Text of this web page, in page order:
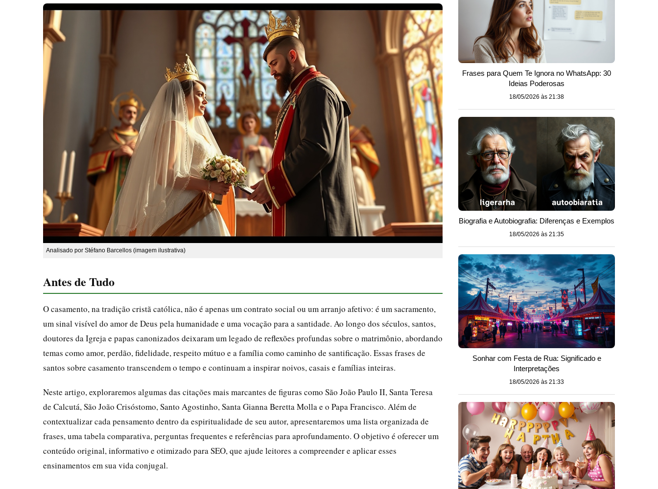
Analisado por Stéfano Barcellos (imagem ilustrativa)
Antes de Tudo
O casamento, na tradição cristã católica, não é apenas um contrato social ou um arranjo afetivo: é um sacramento,
um sinal visível do amor de Deus pela humanidade e uma vocação para a santidade. Ao longo dos séculos, santos,
doutores da Igreja e papas canonizados deixaram um legado de reflexões profundas sobre o matrimônio, abordando
temas como amor, perdão, fidelidade, respeito mútuo e a família como caminho de santificação. Essas frases de
santos sobre casamento transcendem o tempo e continuam a inspirar noivos, casais e famílias inteiras.
Neste artigo, exploraremos algumas das citações mais marcantes de figuras como São João Paulo II, Santa Teresa
de Calcutá, São João Crisóstomo, Santo Agostinho, Santa Gianna Beretta Molla e o Papa Francisco. Além de
contextualizar cada pensamento dentro da espiritualidade de seu autor, apresentaremos uma lista organizada de
frases, uma tabela comparativa, perguntas frequentes e referências para aprofundamento. O objetivo é oferecer um
conteúdo original, informativo e otimizado para SEO, que ajude leitores a compreender e aplicar esses
ensinamentos em sua vida conjugal.
Frases para Quem Te Ignora no WhatsApp: 30
Ideias Poderosas
18/05/2026 às 21:38
Biografia e Autobiografia: Diferenças e Exemplos
18/05/2026 às 21:35
Sonhar com Festa de Rua: Significado e
Interpretações
18/05/2026 às 21:33